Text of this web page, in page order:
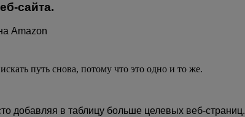
сайта.
Amazon
путь снова, потому что это одно и то же.
добавляя в таблицу больше целевых веб-страниц.